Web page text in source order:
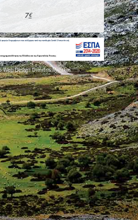
7€
Web Design Dimitris Matakos